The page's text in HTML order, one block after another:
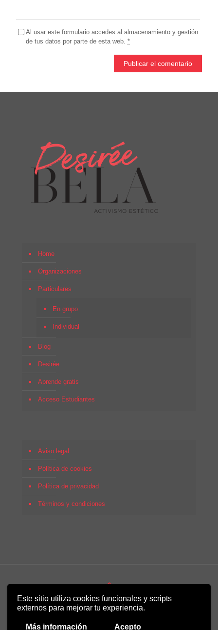
Este sitio utiliza cookies funcionales y scripts
externos para mejorar tu experiencia.
Más información Acepto
Al usar este formulario accedes al almacenamiento y gestión
de tus datos por parte de esta web. *
Home
Organizaciones
Particulares
En grupo
Individual
Blog
Desirée
Aprende gratis
Acceso Estudiantes
Aviso legal
Política de cookies
Política de privacidad
Términos y condiciones
Copyright 2022 - Desirée Bela-Lobedde